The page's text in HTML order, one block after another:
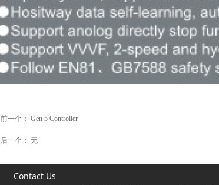
前一个： Gen 5 Controller
后一个： 无
Contact Us